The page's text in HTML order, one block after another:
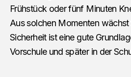
Frühstück oder fünf Minuten
Aus solchen Momenten wächst
Sicherheit ist eine gute
Vorschule und später in der